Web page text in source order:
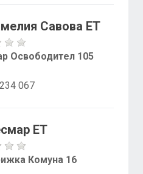
Савова ЕТ
Освободител 105
067
ЕТ
Комуна 16